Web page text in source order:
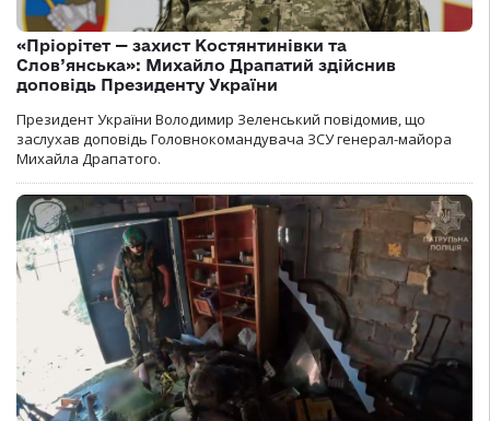
«Пріорітет — захист Костянтинівки та
Слов’янська»: Михайло Драпатий здійснив
доповідь Президенту України
Президент України Володимир Зеленський повідомив, що
заслухав доповідь Головнокомандувача ЗСУ генерал-майора
Михайла Драпатого.